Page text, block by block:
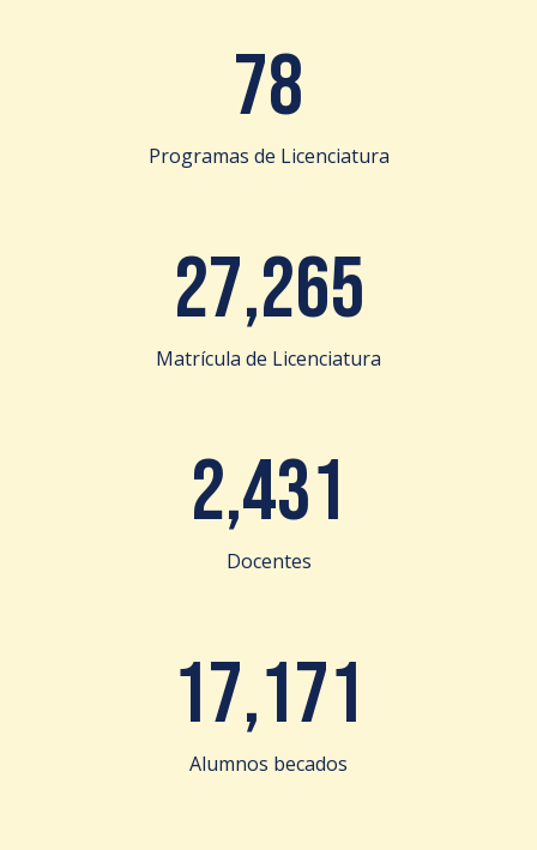
78
Programas de Licenciatura
27,265
Matrícula de Licenciatura
2,431
Docentes
17,171
Alumnos becados